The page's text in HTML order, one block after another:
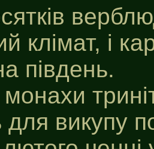
клімат, і
південь.
викупу